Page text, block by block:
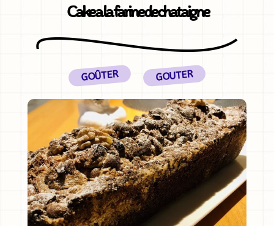
Cake a la farine de chataigne
GOÛTER GOUTER